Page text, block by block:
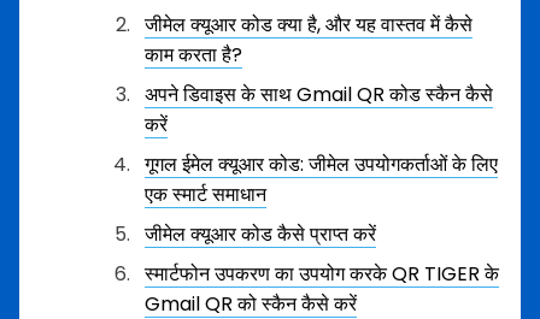
जीमेल क्यूआर कोड क्या है, और यह वास्तव में कैसे
काम करता है?
अपने डिवाइस के साथ Gmail QR कोड स्कैन कैसे
करें
गूगल ईमेल क्यूआर कोड: जीमेल उपयोगकर्ताओं के लिए
एक स्मार्ट समाधान
जीमेल क्यूआर कोड कैसे प्राप्त करें
स्मार्टफोन उपकरण का उपयोग करके QR TIGER के
Gmail QR को स्कैन कैसे करें